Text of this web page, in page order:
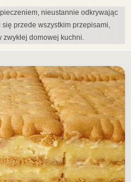
nieustannie odkrywając
przede wszystkim przepisami,
zwykłej domowej kuchni.